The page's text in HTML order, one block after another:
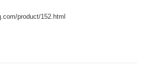
product/152.html